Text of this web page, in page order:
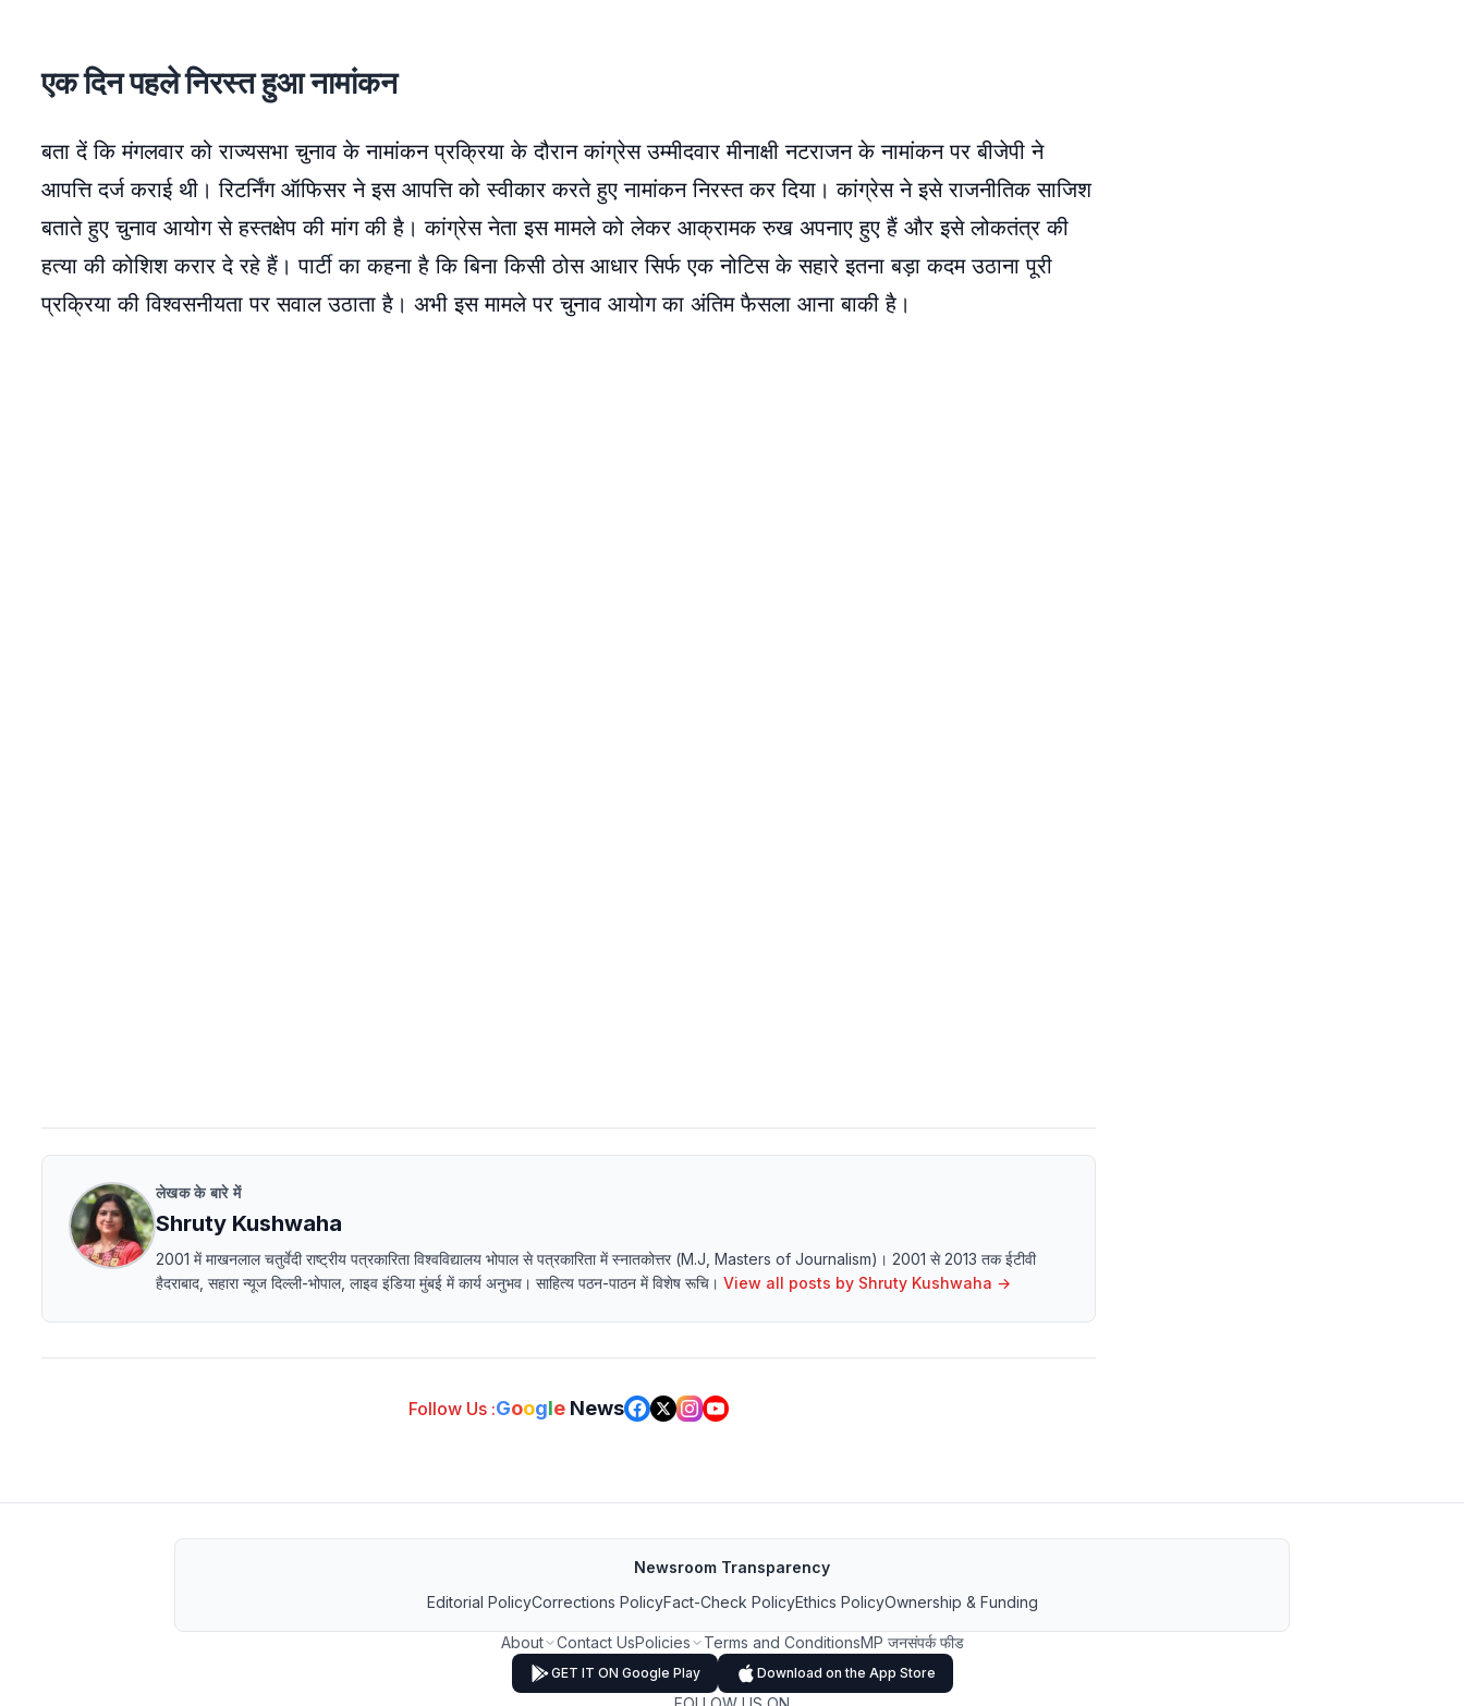
एक दिन पहले निरस्त हुआ नामांकन
बता दें कि मंगलवार को राज्यसभा चुनाव के नामांकन प्रक्रिया के दौरान कांग्रेस उम्मीदवार मीनाक्षी नटराजन के नामांकन पर बीजेपी ने
आपत्ति दर्ज कराई थी। रिटर्निंग ऑफिसर ने इस आपत्ति को स्वीकार करते हुए नामांकन निरस्त कर दिया। कांग्रेस ने इसे राजनीतिक साजिश
बताते हुए चुनाव आयोग से हस्तक्षेप की मांग की है। कांग्रेस नेता इस मामले को लेकर आक्रामक रुख अपनाए हुए हैं और इसे लोकतंत्र की
हत्या की कोशिश करार दे रहे हैं। पार्टी का कहना है कि बिना किसी ठोस आधार सिर्फ एक नोटिस के सहारे इतना बड़ा कदम उठाना पूरी
प्रक्रिया की विश्वसनीयता पर सवाल उठाता है। अभी इस मामले पर चुनाव आयोग का अंतिम फैसला आना बाकी है।
लेखक के बारे में
Shruty Kushwaha
2001 में माखनलाल चतुर्वेदी राष्ट्रीय पत्रकारिता विश्वविद्यालय भोपाल से पत्रकारिता में स्नातकोत्तर (M.J, Masters of Journalism)। 2001 से 2013 तक ईटीवी
हैदराबाद, सहारा न्यूज दिल्ली-भोपाल, लाइव इंडिया मुंबई में कार्य अनुभव। साहित्य पठन-पाठन में विशेष रूचि। View all posts by Shruty Kushwaha →
Follow Us :Google News
Newsroom Transparency
Editorial PolicyCorrections PolicyFact-Check PolicyEthics PolicyOwnership & Funding
About Contact UsPolicies Terms and ConditionsMP जनसंपर्क फीड
GET IT ON Google Play Download on the App Store